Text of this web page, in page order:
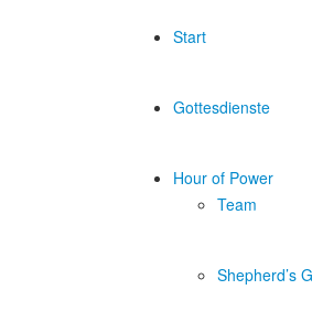
Start
Gottesdienste
Hour of Power
Team
Shepherd’s